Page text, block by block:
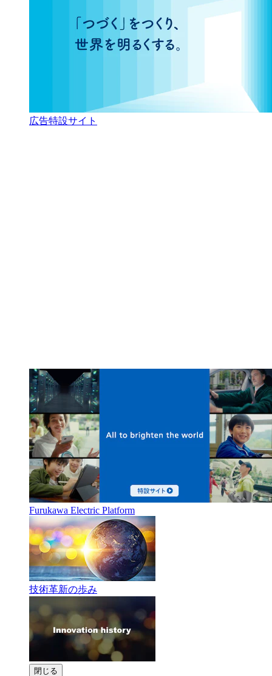
広告特設サイト
Furukawa Electric Platform
技術革新の歩み
閉じる